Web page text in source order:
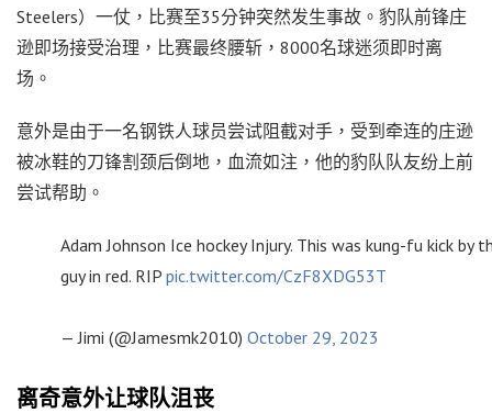
Steelers）一仗，比赛至35分钟突然发生事故。豹队前锋庄
逊即场接受治理，比赛最终腰斩，8000名球迷须即时离
场。
意外是由于一名钢铁人球员尝试阻截对手，受到牵连的庄逊
被冰鞋的刀锋割颈后倒地，血流如注，他的豹队队友纷上前
尝试帮助。
Adam Johnson Ice hockey Injury. This was kung-fu kick by
guy in red. RIP pic.twitter.com/CzF8XDG53T
— Jimi (@Jamesmk2010) October 29, 2023
离奇意外让球队沮丧